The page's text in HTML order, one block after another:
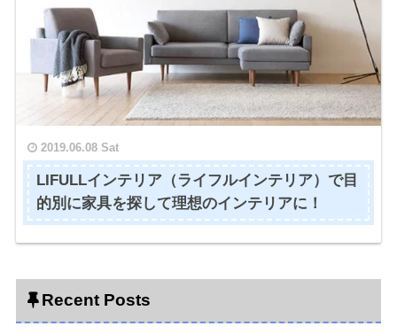
2019.06.08 Sat
LIFULLインテリア（ライフルインテリア）で目
的別に家具を探して理想のインテリアに！
Recent Posts